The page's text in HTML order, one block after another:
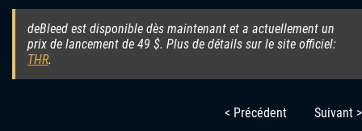
deBleed est disponible dès maintenant et a actuellement un
prix de lancement de 49 $. Plus de détails sur le site officiel:
THR.
< Précédent Suivant >